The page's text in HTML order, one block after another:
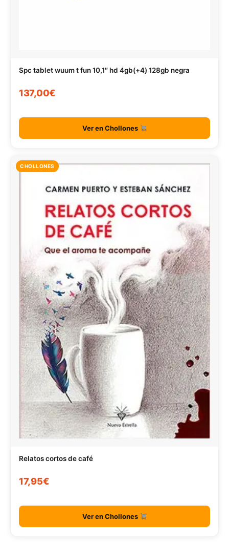
Spc tablet wuum t fun 10,1″ hd 4gb(+4) 128gb negra
137,00€
Ver en Chollones
CHOLLONES
Relatos cortos de café
17,95€
Ver en Chollones